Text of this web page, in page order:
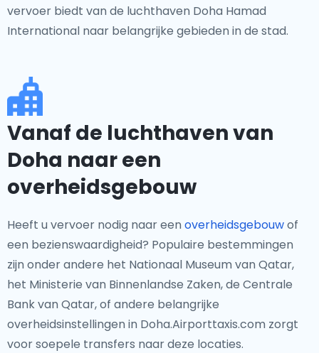
vervoer biedt van de luchthaven Doha Hamad
International naar belangrijke gebieden in de stad.
Vanaf de luchthaven van
Doha naar een
overheidsgebouw
Heeft u vervoer nodig naar een overheidsgebouwof
een bezienswaardigheid? Populaire bestemmingen
zijn onder andere het Nationaal Museum van Qatar,
het Ministerie van Binnenlandse Zaken, de Centrale
Bank van Qatar, of andere belangrijke
overheidsinstellingen in Doha.Airporttaxis.com zorgt
voor soepele transfers naar deze locaties.